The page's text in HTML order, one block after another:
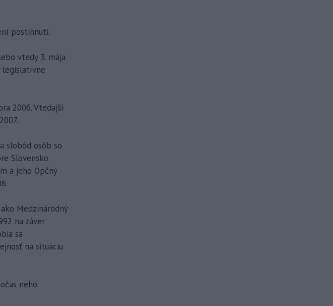
postihnutí.
vtedy 3. mája
legislatívne
2006. Vtedajší
slobôd osôb so
Slovensko
a jeho Opčný
Medzinárodný
na záver
sa
na situáciu
neho